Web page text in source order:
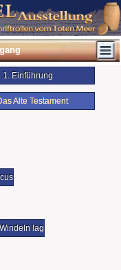
1. Einführung
Alte Testament
lag